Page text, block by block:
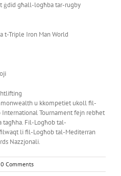
ġdid għall-logħba tar-rugby
Triple Iron Man World
u kkompetiet ukoll fil-
Tournament fejn rebħet
Fil-Logħob tal-
li fil-Logħob tal-Mediterran
Nazzjonali.
0 Comments